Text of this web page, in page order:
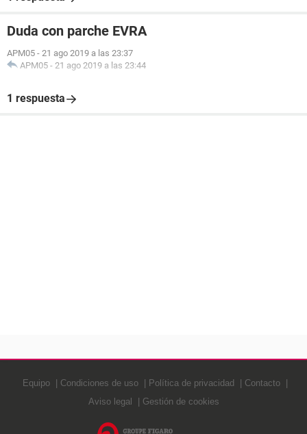
Duda con parche EVRA
APM05 - 21 ago 2019 a las 23:37
APM05 - 21 ago 2019 a las 23:44
1 respuesta
Equipo Condiciones de uso Política de privacidad
Contacto
Aviso legal
Gestión de cookies